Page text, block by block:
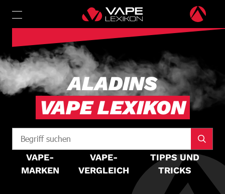
ALADINS
VAPE LEXIKON
VAPE-
MARKEN
VAPE-
VERGLEICH
TIPPS UND
TRICKS